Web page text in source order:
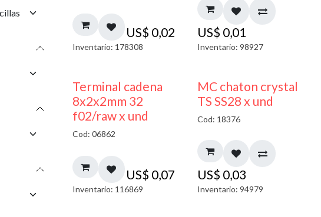
US$ 0,02
Inventario: 178308
US$ 0,01
Inventario: 98927
Terminal cadena
8x2x2mm 32
f02/raw x und
Cod: 06862
US$ 0,07
Inventario: 116869
MC chaton crystal
TS SS28 x und
Cod: 18376
US$ 0,03
Inventario: 94979